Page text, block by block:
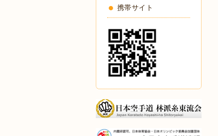
携帯サイト